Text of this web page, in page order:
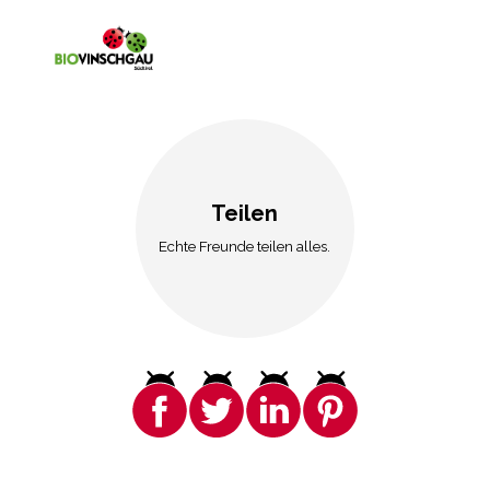
Teilen
Echte Freunde teilen alles.